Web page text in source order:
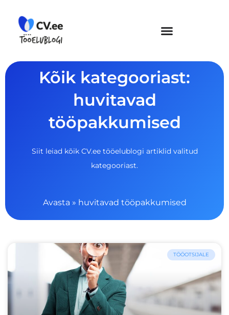
content
Kõik kategooriast:
huvitavad
tööpakkumised
Siit leiad kõik CV.ee tööelublogi artiklid valitud
kategooriast.
Avasta » huvitavad tööpakkumised
TÖÖOTSIJALE